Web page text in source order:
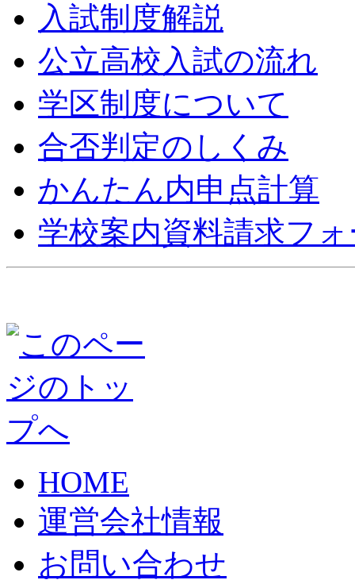
入試制度解説
公立高校入試の流れ
学区制度について
合否判定のしくみ
かんたん内申点計算
学校案内資料請求フ
HOME
運営会社情報
お問い合わせ